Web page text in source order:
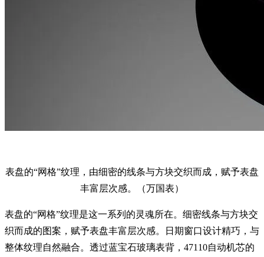
表盘的“网格”纹理，由细密的线条与方块交织而成，赋予表盘
丰富层次感。（万国表）
表盘的“网格”纹理是这一系列的灵魂所在。细密线条与方块交
织而成的图案，赋予表盘丰富层次感。日期窗口设计精巧，与
整体纹理自然融合。透过蓝宝石玻璃表背，47110自动机芯的